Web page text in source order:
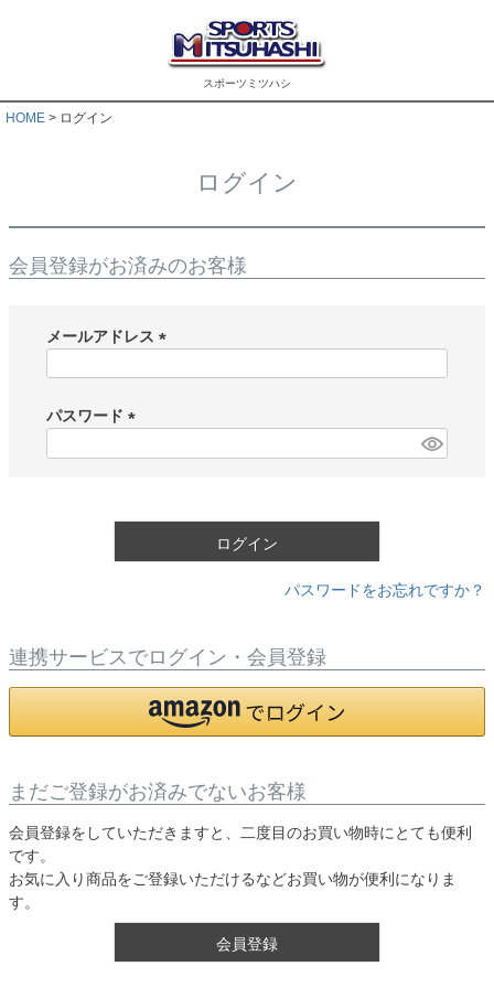
スポーツミツハシ
HOME ログイン
ログイン
会員登録がお済みのお客様
メールアドレス
)
パスワード
ログイン
パスワードをお忘れですか？
連携サービスでログイン・会員登録
まだご登録がお済みでないお客様
会員登録をしていただきますと、二度目のお買い物時にとても便利
です。
お気に入り商品をご登録いただけるなどお買い物が便利になりま
す。
会員登録